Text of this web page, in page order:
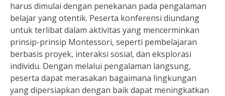
harus dimulai dengan penekanan pada pengalaman
belajar yang otentik. Peserta konferensi diundang
untuk terlibat dalam aktivitas yang mencerminkan
prinsip-prinsip Montessori, seperti pembelajaran
berbasis proyek, interaksi sosial, dan eksplorasi
individu. Dengan melalui pengalaman langsung,
peserta dapat merasakan bagaimana lingkungan
yang dipersiapkan dengan baik dapat meningkatkan